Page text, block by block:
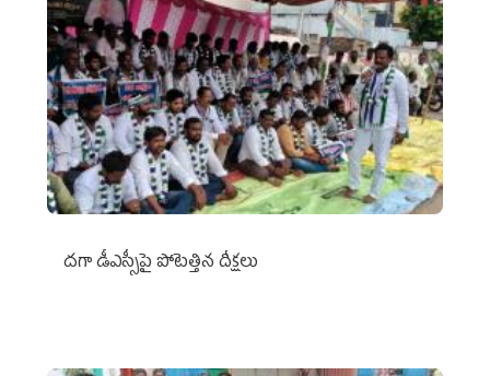
దగా డీఎస్సీపై పోటెత్తిన దీక్షలు